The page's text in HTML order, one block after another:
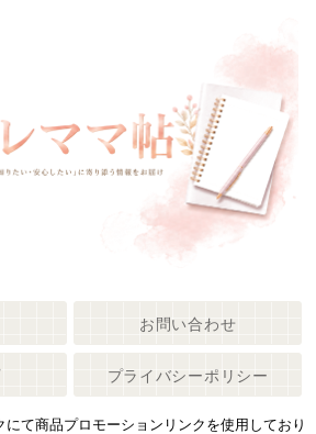
お問い合わせ
プライバシーポリシー
て商品プロモーションリンクを使用しており